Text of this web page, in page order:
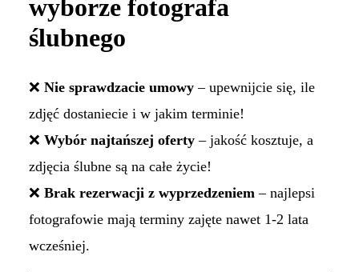
wyborze fotografa
ślubnego
❌ Nie sprawdzacie umowy– upewnijcie się, ile
zdjęć dostaniecie i w jakim terminie!
❌ Wybór najtańszej oferty– jakość kosztuje, a
zdjęcia ślubne są na całe życie!
❌ Brak rezerwacji z wyprzedzeniem – najlepsi
fotografowie mają terminy zajęte nawet 1-2 lata
wcześniej.